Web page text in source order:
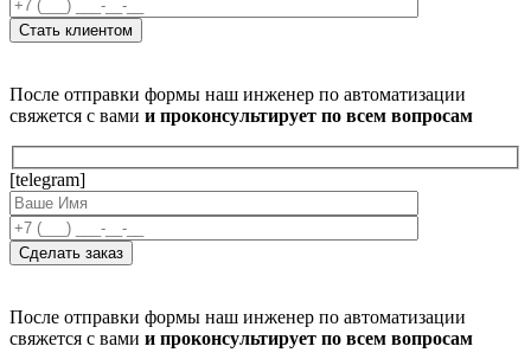
После отправки формы наш инженер по автоматизации
свяжется с вами и проконсультирует по всем вопросам
[telegram]
После отправки формы наш инженер по автоматизации
свяжется с вами и проконсультирует по всем вопросам